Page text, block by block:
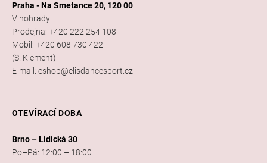
Praha - Na Smetance 20, 120 00
Vinohrady
Prodejna: +420 222 254 108
Mobil: +420 608 730 422
(S. Klement)
E-mail: eshop@elisdancesport.cz
OTEVÍRACÍ DOBA
Brno – Lidická 30
Po–Pá: 12:00 – 18:00